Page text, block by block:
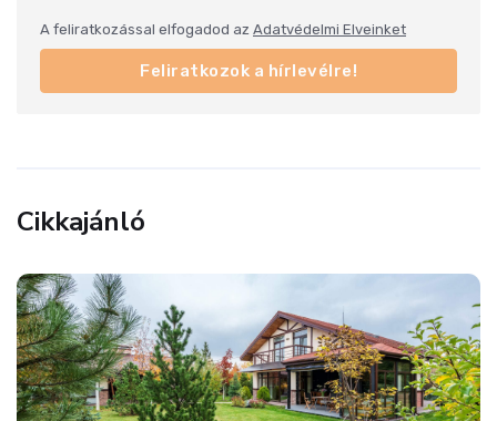
A feliratkozással elfogadod az Adatvédelmi Elveinket
Feliratkozok a hírlevélre!
Cikkajánló